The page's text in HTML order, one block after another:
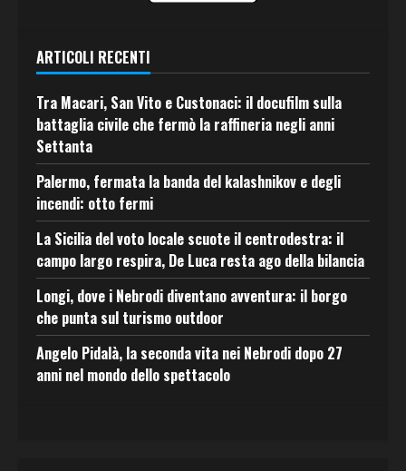
ARTICOLI RECENTI
Tra Macari, San Vito e Custonaci: il docufilm sulla
battaglia civile che fermò la raffineria negli anni
Settanta
Palermo, fermata la banda del kalashnikov e degli
incendi: otto fermi
La Sicilia del voto locale scuote il centrodestra: il
campo largo respira, De Luca resta ago della bilancia
Longi, dove i Nebrodi diventano avventura: il borgo
che punta sul turismo outdoor
Angelo Pidalà, la seconda vita nei Nebrodi dopo 27
anni nel mondo dello spettacolo